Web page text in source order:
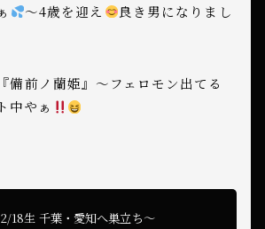
〜4歳を迎え
良き男になりまし
備前ノ蘭姫』〜フェロモン出てる
中やぁ
18生 千葉・愛知へ巣立ち〜